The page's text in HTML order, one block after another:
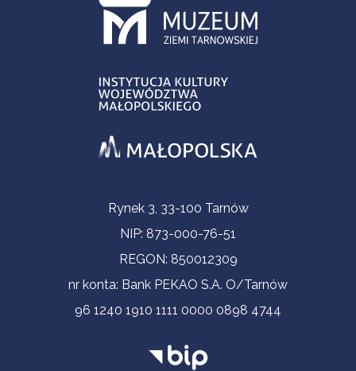
Informacje kontaktoweRynek 3, 33-100 Tarnów
NIP: 873-000-76-51
REGON: 850012309
nr konta: Bank PEKAO S.A. O/Tarnów
96 1240 1910 1111 0000 0898 4744